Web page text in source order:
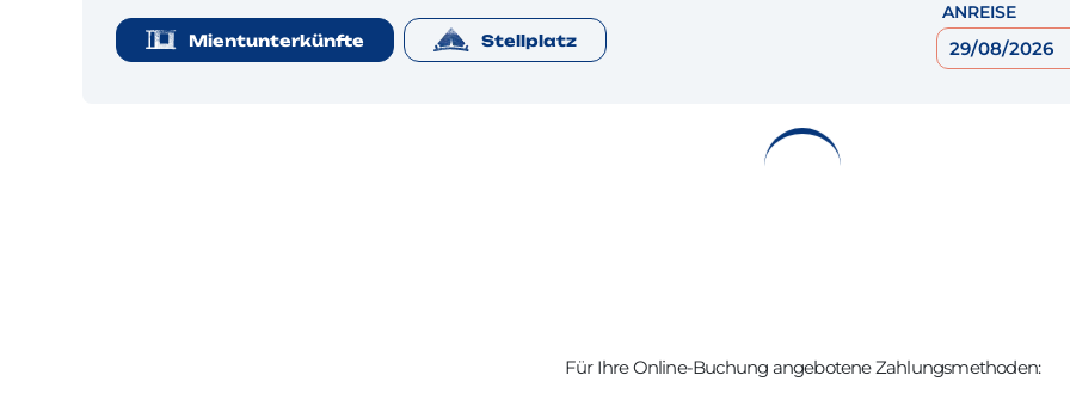
Mientunterkünfte Stellplatz
ANREISE
Für Ihre Online-Buchung angebotene Zahlungsmethoden: